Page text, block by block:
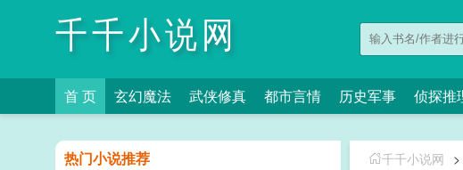
千千小说网
首 页 玄幻魔法 武侠修真 都市言情 历史军事 侦探推
千千小说网 >
热门小说推荐